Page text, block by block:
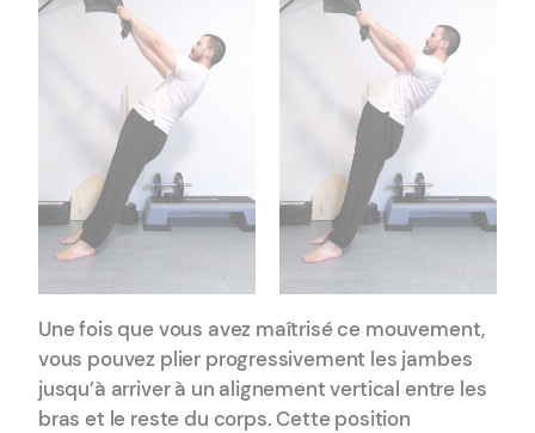
Une fois que vous avez maîtrisé ce mouvement,
vous pouvez plier progressivement les jambes
jusqu’à arriver à un alignement vertical entre les
bras et le reste du corps. Cette position